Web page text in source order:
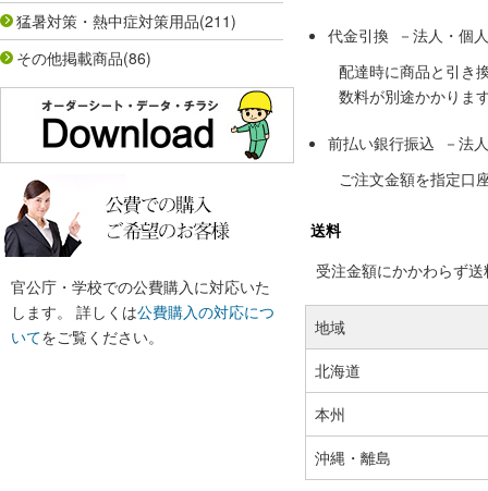
猛暑対策・熱中症対策用品(211)
その他掲載商品(86)
官公庁・学校での公費購入に対応いた
します。 詳しくは公費購入の対応につ
いてをご覧ください。
代金引換 －法人・個
配達時に商品と引き
数料が別途かかりま
前払い銀行振込 －法
ご注文金額を指定口
送料
受注金額にかかわらず
地域
北海道
本州
沖縄・離島